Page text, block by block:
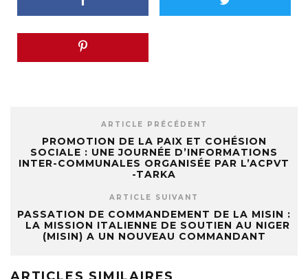
ARTICLE PRÉCÉDENT
PROMOTION DE LA PAIX ET COHÉSION
SOCIALE : UNE JOURNÉE D’INFORMATIONS
INTER-COMMUNALES ORGANISÉE PAR L’ACPVT
-TARKA
ARTICLE SUIVANT
PASSATION DE COMMANDEMENT DE LA MISIN :
LA MISSION ITALIENNE DE SOUTIEN AU NIGER
(MISIN) A UN NOUVEAU COMMANDANT